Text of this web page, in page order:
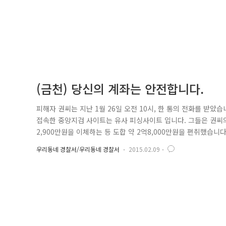
(금천) 당신의 계좌는 안전합니다.
피해자 권씨는 지난 1월 26일 오전 10시, 한 통의 전화를 받았
접속한 중앙지검 사이트는 유사 피싱사이트 입니다. 그들은 권
2,900만원을 이체하는 등 도합 약 2억8,000만원을 편취했습니
사이트에서 '고액 알바'라는 광고를 보고 연락하여, '높은 사람
융 사기 피해 금원을 인출하기 위해 구속 피의자들과 동행하다
우리동네 경찰서/우리동네 경찰서 2015.02.09